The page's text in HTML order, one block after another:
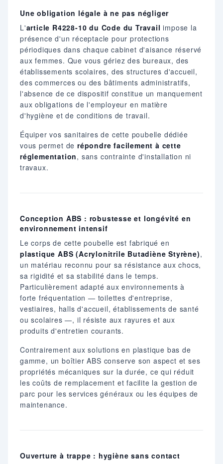
Une obligation légale à ne pas négliger
L'article R4228-10 du Code du Travail impose la
présence d'un réceptacle pour protections
périodiques dans chaque cabinet d'aisance réservé
aux femmes. Que vous gériez des bureaux, des
établissements scolaires, des structures d'accueil,
des commerces ou des bâtiments administratifs,
l'absence de ce dispositif constitue un manquement
aux obligations de l'employeur en matière
d'hygiène et de conditions de travail.
Équiper vos sanitaires de cette poubelle dédiée
vous permet derépondre facilement à cette
réglementation, sans contrainte d'installation ni
travaux.
Conception ABS : robustesse et longévité en
environnement intensif
Le corps de cette poubelle est fabriqué en
plastique ABS (Acrylonitrile Butadiène Styrène),
un matériau reconnu pour sa résistance aux chocs,
sa rigidité et sa stabilité dans le temps.
Particulièrement adapté aux environnements à
forte fréquentation — toilettes d'entreprise,
vestiaires, halls d'accueil, établissements de santé
ou scolaires —, il résiste aux rayures et aux
produits d'entretien courants.
Contrairement aux solutions en plastique bas de
gamme, un boîtier ABS conserve son aspect et ses
propriétés mécaniques sur la durée, ce qui réduit
les coûts de remplacement et facilite la gestion de
parc pour les services généraux ou les équipes de
maintenance.
Ouverture à trappe : hygiène sans contact